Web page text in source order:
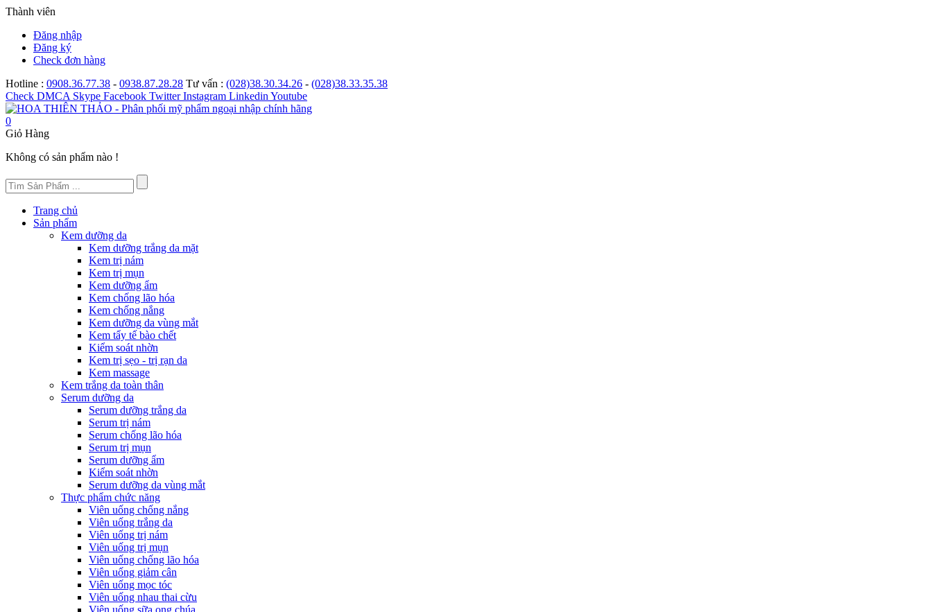
Thành viên
Đăng nhập
Đăng ký
Check đơn hàng
Hotline : 0908.36.77.38 - 0938.87.28.28 Tư vấn : (028)38.30.34.26 - (028)38.33.35.38
Check DMCA Skype Facebook Twitter Instagram Linkedin Youtube
0
Giỏ Hàng
Không có sản phẩm nào !
Trang chủ
Sản phẩm
Kem dưỡng da
Kem dưỡng trắng da mặt
Kem trị nám
Kem trị mụn
Kem dưỡng ẩm
Kem chống lão hóa
Kem chống nắng
Kem dưỡng da vùng mắt
Kem tẩy tế bào chết
Kiểm soát nhờn
Kem trị sẹo - trị rạn da
Kem massage
Kem trắng da toàn thân
Serum dưỡng da
Serum dưỡng trắng da
Serum trị nám
Serum chống lão hóa
Serum trị mụn
Serum dưỡng ẩm
Kiểm soát nhờn
Serum dưỡng da vùng mắt
Thực phẩm chức năng
Viên uống chống nắng
Viên uống trắng da
Viên uống trị nám
Viên uống trị mụn
Viên uống chống lão hóa
Viên uống giảm cân
Viên uống mọc tóc
Viên uống nhau thai cừu
Viên uống sữa ong chúa